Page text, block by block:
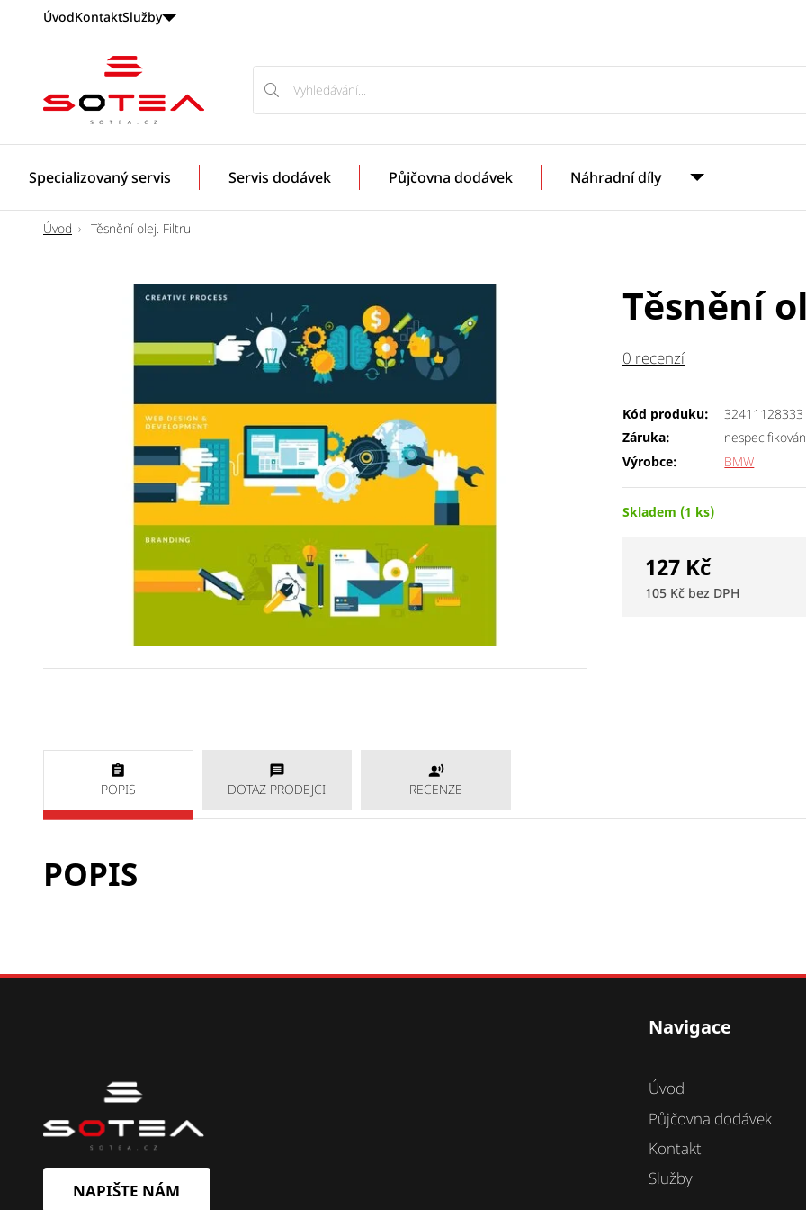
ÚvodKontaktSlužby
Odborníci
servis
BWM
a
MINI
Vyhledávání
Specializovaný servis Servis dodávek Půjčovna dodávek Náhradní díly
Úvod Těsnění olej. Filtru
Těsnění
0 recenzí
Kód produku:
32411128333
Záruka:
Výrobce:
BMW
Skladem (1 ks)
127 Kč
105 Kč
POPIS DOTAZ PRODEJCI RECENZE
POPIS
NAPIŠTE NÁM
Navigace
Úvod
Půjčovna dodávek
Kontakt
Služby